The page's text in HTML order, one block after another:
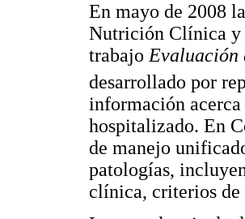
En mayo de 2008
Nutrición Clínica y
trabajo Evaluación
desarrollado por
información
hospitalizado. En
de manejo
patologías,
clínica, criterios